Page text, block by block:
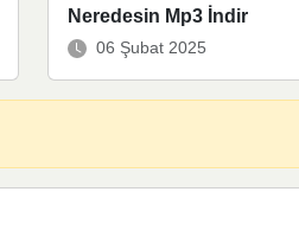
Neredesin Mp3 İndir
06 Şubat 2025